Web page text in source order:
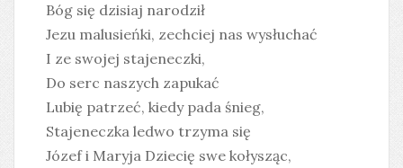
Bóg się dzisiaj narodził
Jezu malusieńki, zechciej nas wysłuchać
I ze swojej stajeneczki,
Do serc naszych zapukać
Lubię patrzeć, kiedy pada śnieg,
Stajeneczka ledwo trzyma się
Józef i Maryja Dziecię swe kołysząc,